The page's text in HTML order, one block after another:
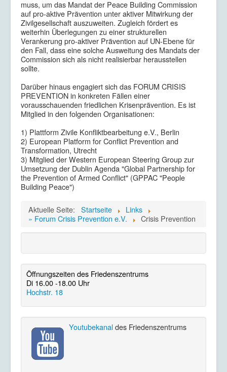
muss, um das Mandat der Peace Building Commission
auf pro-aktive Prävention unter aktiver Mitwirkung der
Zivilgesellschaft auszuweiten. Zugleich fördert es
weiterhin Überlegungen zu einer strukturellen
Verankerung pro-aktiver Prävention auf UN-Ebene für
den Fall, dass eine solche Ausweitung des Mandats der
Commission sich als nicht realisierbar herausstellen
sollte.
Darüber hinaus engagiert sich das FORUM CRISIS
PREVENTION in konkreten Fällen einer
vorausschauenden friedlichen Krisenprävention. Es ist
Mitglied in den folgenden Organisationen:
1) Plattform Zivile Konfliktbearbeitung e.V., Berlin
2) European Platform for Conflict Prevention and
Transformation, Utrecht
3) Mitglied der Western European Steering Group zur
Umsetzung der Dublin Agenda "Global Partnership for
the Prevention of Armed Conflict" (GPPAC "People
Building Peace")
Aktuelle Seite: Startseite
Links
» Forum Crisis Prevention e.V.
Crisis Prevention
Öffnungszeiten des Friedenszentrums
Di 16.00 -18.00 Uhr
Hochstr. 18
Youtubekanaldes Friedenszentrums